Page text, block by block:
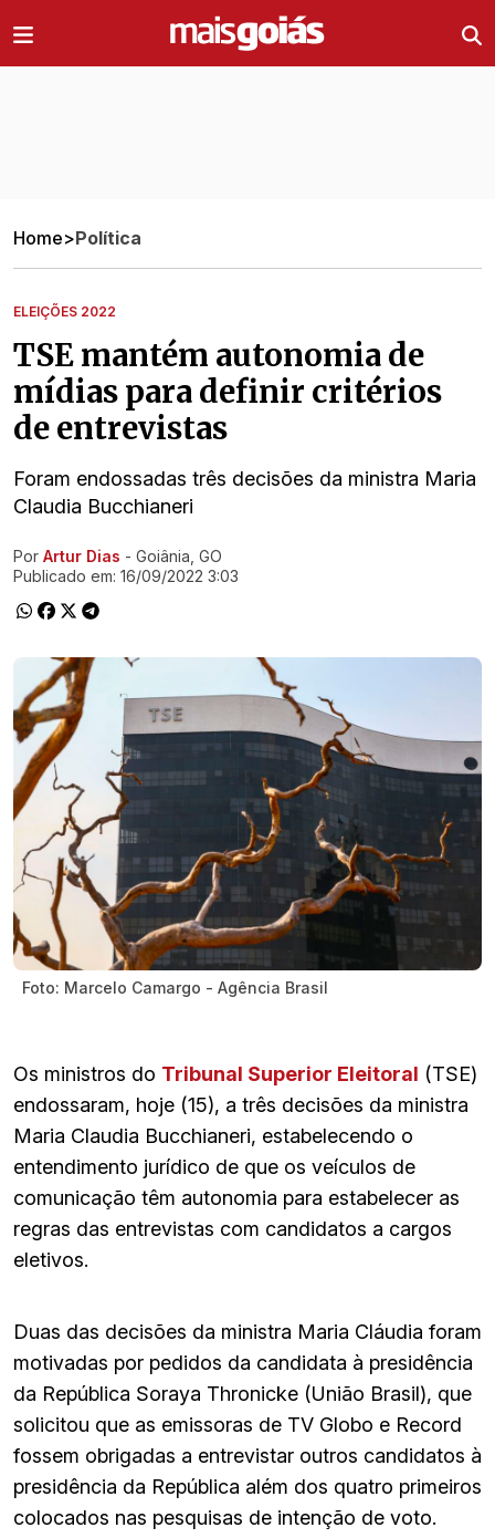
Home>Política
ELEIÇÕES 2022
TSE mantém autonomia de
mídias para definir critérios
de entrevistas
Foram endossadas três decisões da ministra Maria
Claudia Bucchianeri
Ir direto pra matéria
Por Artur Dias - Goiânia, GO
Publicado em: 16/09/2022 3:03
Foto: Marcelo Camargo - Agência Brasil
Os ministros do Tribunal Superior Eleitoral (TSE)
endossaram, hoje (15), a três decisões da ministra
Maria Claudia Bucchianeri, estabelecendo o
entendimento jurídico de que os veículos de
comunicação têm autonomia para estabelecer as
regras das entrevistas com candidatos a cargos
eletivos.
Duas das decisões da ministra Maria Cláudia foram
motivadas por pedidos da candidata à presidência
da República Soraya Thronicke (União Brasil), que
solicitou que as emissoras de TV Globo e Record
fossem obrigadas a entrevistar outros candidatos à
presidência da República além dos quatro primeiros
colocados nas pesquisas de intenção de voto.